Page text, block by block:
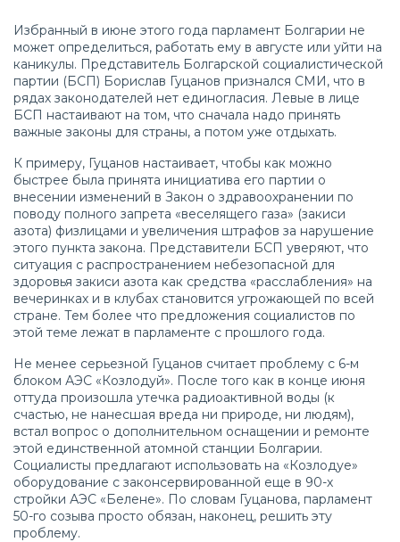
Избранный в июне этого года парламент Болгарии не
может определиться, работать ему в августе или уйти на
каникулы. Представитель Болгарской социалистической
партии (БСП) Борислав Гуцанов признался СМИ, что в
рядах законодателей нет единогласия. Левые в лице
БСП настаивают на том, что сначала надо принять
важные законы для страны, а потом уже отдыхать.
К примеру, Гуцанов настаивает, чтобы как можно
быстрее была принята инициатива его партии о
внесении изменений в Закон о здравоохранении по
поводу полного запрета «веселящего газа» (закиси
азота) физлицами и увеличения штрафов за нарушение
этого пункта закона. Представители БСП уверяют, что
ситуация с распространением небезопасной для
здоровья закиси азота как средства «расслабления» на
вечеринках и в клубах становится угрожающей по всей
стране. Тем более что предложения социалистов по
этой теме лежат в парламенте с прошлого года.
Не менее серьезной Гуцанов считает проблему с 6-м
блоком АЭС «Козлодуй». После того как в конце июня
оттуда произошла утечка радиоактивной воды (к
счастью, не нанесшая вреда ни природе, ни людям),
встал вопрос о дополнительном оснащении и ремонте
этой единственной атомной станции Болгарии.
Социалисты предлагают использовать на «Козлодуе»
оборудование с законсервированной еще в 90-х
стройки АЭС «Белене». По словам Гуцанова, парламент
50-го созыва просто обязан, наконец, решить эту
проблему.